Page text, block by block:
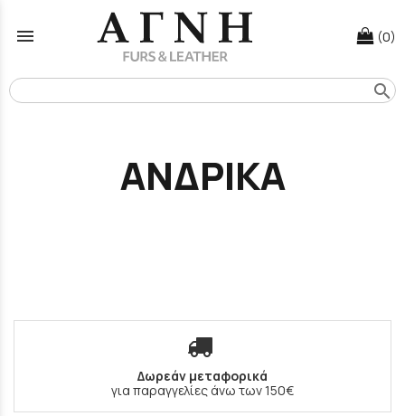
menu (0)
search
ΑΝΔΡΙΚΑ
Δωρεάν μεταφορικά
για παραγγελίες άνω των 150€